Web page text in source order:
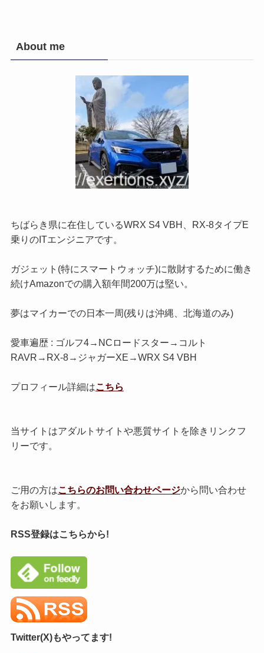
About me
ちばらき県に在住しているWRX S4 VBH、RX-8タイプE
乗りのITエンジニアです。
ガジェット(特にスマートウォッチ)に散財するために働き
続けAmazonでの購入額年間200万は堅い。
夢はマイカーでの日本一周(残りは沖縄、北海道のみ)
愛車遍歴 : ゴルフ4→NCロードスター→コルト
RAVR→RX-8→ジャガーXE→WRX S4 VBH
プロフィール詳細はこちら
当サイトはアダルトサイトや悪質サイトを除きリンクフ
リーです。
ご用の方はこちらのお問い合わせページから問い合わせ
をお願いします。
RSS登録はこちらから!
Twitter(X)もやってます!